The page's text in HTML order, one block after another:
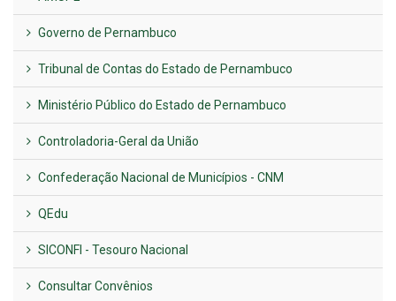
Previous
LINKS ÚTEIS
AMUPE